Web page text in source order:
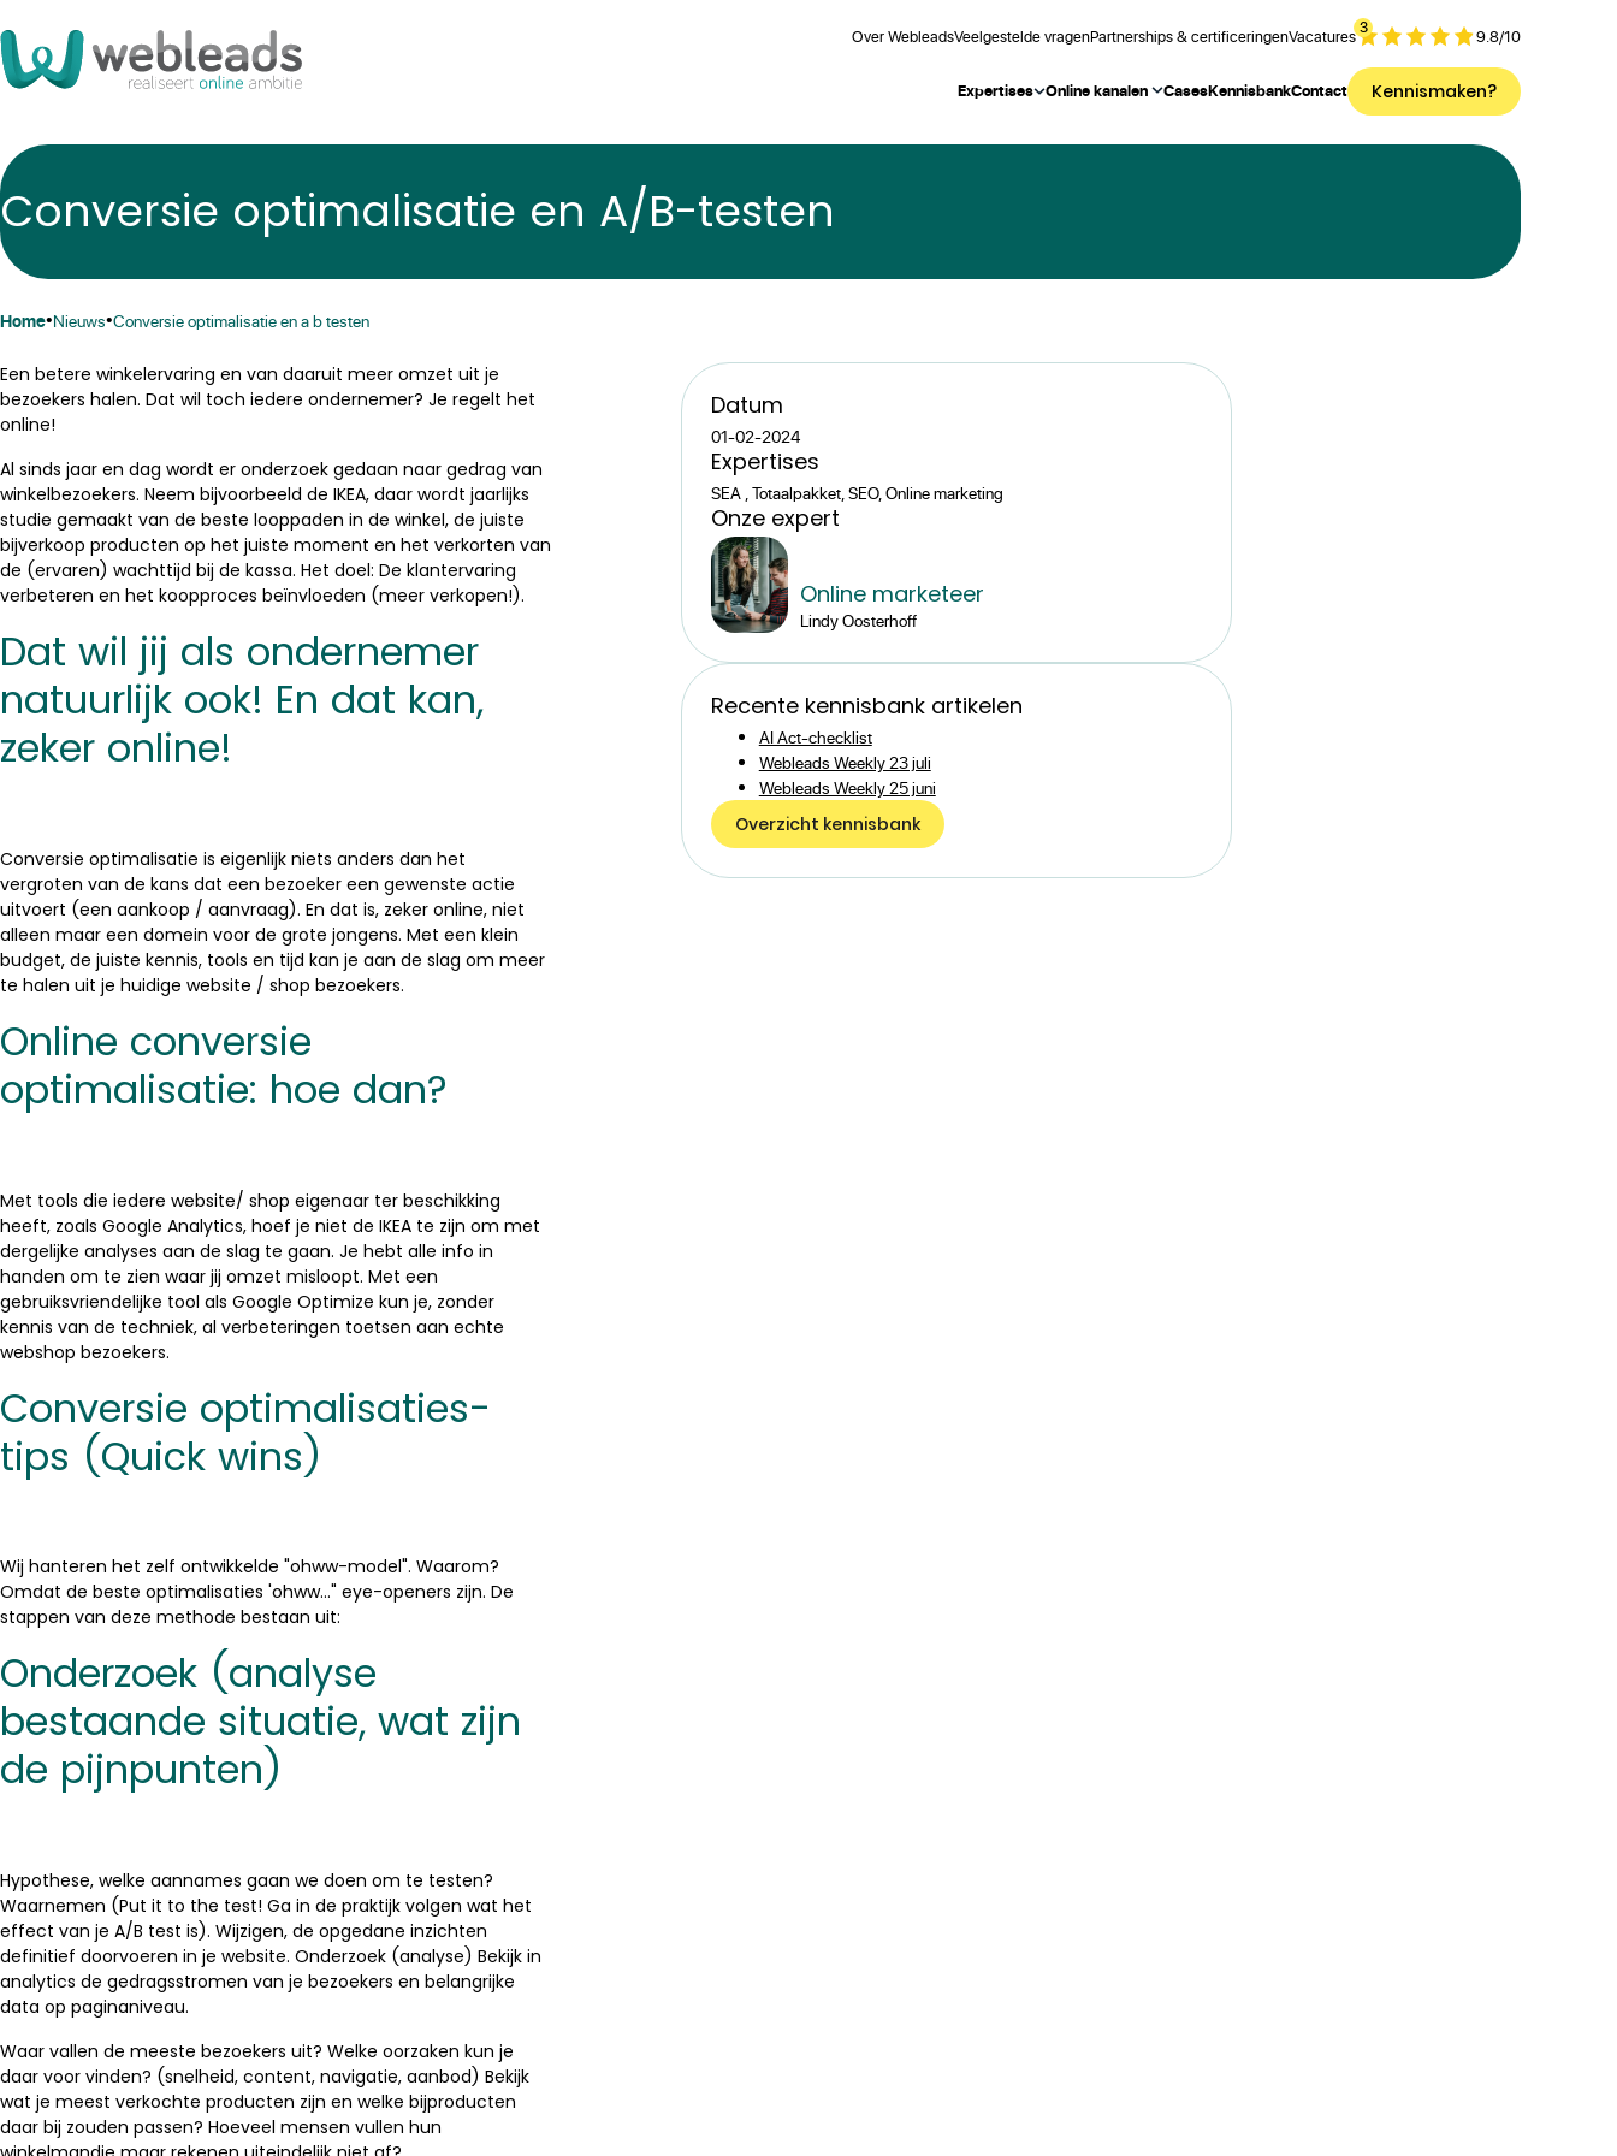
Over WebleadsVeelgestelde vragenPartnerships & certificeringenVacatures3 9.8/10
Expertises Online kanalen CasesKennisbankContact Kennismaken?
Conversie optimalisatie en A/B-testen
home• nieuws• conversie optimalisatie en a b testen
Een betere winkelervaring en van daaruit meer omzet uit je
bezoekers halen. Dat wil toch iedere ondernemer? Je regelt het
online!
Al sinds jaar en dag wordt er onderzoek gedaan naar gedrag van
winkelbezoekers. Neem bijvoorbeeld de IKEA, daar wordt jaarlijks
studie gemaakt van de beste looppaden in de winkel, de juiste
bijverkoop producten op het juiste moment en het verkorten van
de (ervaren) wachttijd bij de kassa. Het doel: De klantervaring
verbeteren en het koopproces beïnvloeden (meer verkopen!).
Dat wil jij als ondernemer
natuurlijk ook! En dat kan,
zeker online!
Conversie optimalisatie is eigenlijk niets anders dan het
vergroten van de kans dat een bezoeker een gewenste actie
uitvoert (een aankoop / aanvraag). En dat is, zeker online, niet
alleen maar een domein voor de grote jongens. Met een klein
budget, de juiste kennis, tools en tijd kan je aan de slag om meer
te halen uit je huidige website / shop bezoekers.
Online conversie
optimalisatie: hoe dan?
Met tools die iedere website/ shop eigenaar ter beschikking
heeft, zoals Google Analytics, hoef je niet de IKEA te zijn om met
dergelijke analyses aan de slag te gaan. Je hebt alle info in
handen om te zien waar jij omzet misloopt. Met een
gebruiksvriendelijke tool als Google Optimize kun je, zonder
kennis van de techniek, al verbeteringen toetsen aan echte
webshop bezoekers.
Conversie optimalisaties-
tips (Quick wins)
Wij hanteren het zelf ontwikkelde "ohww-model". Waarom?
Omdat de beste optimalisaties 'ohww..." eye-openers zijn. De
stappen van deze methode bestaan uit:
Onderzoek (analyse
bestaande situatie, wat zijn
de pijnpunten)
Hypothese, welke aannames gaan we doen om te testen?
Waarnemen (Put it to the test! Ga in de praktijk volgen wat het
effect van je A/B test is). Wijzigen, de opgedane inzichten
definitief doorvoeren in je website. Onderzoek (analyse) Bekijk in
analytics de gedragsstromen van je bezoekers en belangrijke
data op paginaniveau.
Waar vallen de meeste bezoekers uit? Welke oorzaken kun je
daar voor vinden? (snelheid, content, navigatie, aanbod) Bekijk
wat je meest verkochte producten zijn en welke bijproducten
daar bij zouden passen? Hoeveel mensen vullen hun
Datum
01-02-2024
Expertises
SEA , Totaalpakket, SEO, Online marketing
Onze expert
Online marketeer
Lindy Oosterhoff
Recente kennisbank artikelen
AI Act-checklist
Webleads Weekly 23 juli
Webleads Weekly 25 juni
Overzicht kennisbank